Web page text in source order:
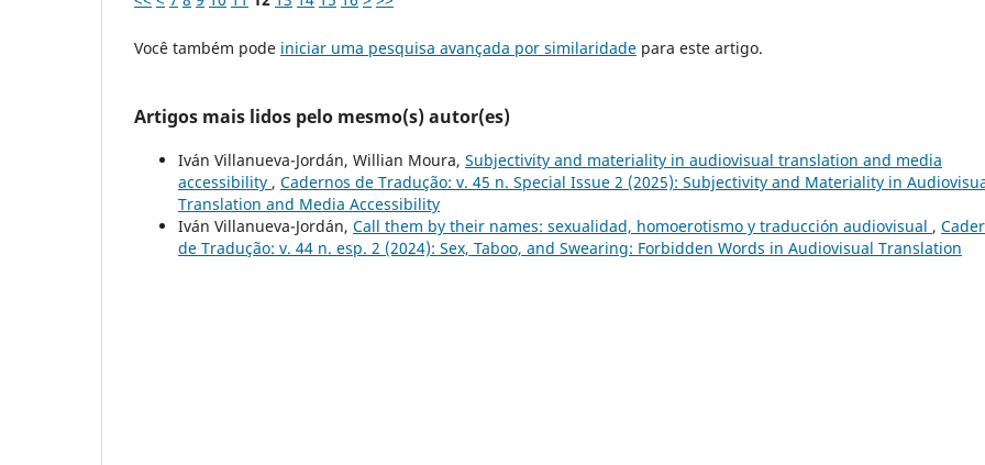
Você também pode iniciar uma pesquisa avançada por similaridade para este artigo.
Artigos mais lidos pelo mesmo(s) autor(es)
Iván Villanueva-Jordán, Willian Moura, Subjectivity and materiality in audiovisual translation and media
accessibility , Cadernos de Tradução: v. 45 n. Special Issue 2 (2025): Subjectivity and Materiality in
Translation and Media Accessibility
Iván Villanueva-Jordán, Call them by their names: sexualidad, homoerotismo y traducción audiovisual ,
de Tradução: v. 44 n. esp. 2 (2024): Sex, Taboo, and Swearing: Forbidden Words in Audiovisual Translation